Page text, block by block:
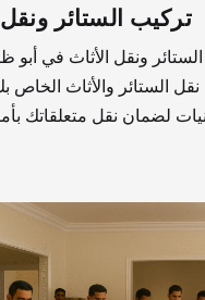
تركيب الستائر
ونقل الأثاث في أبو
الستائر والأثاث الخاص